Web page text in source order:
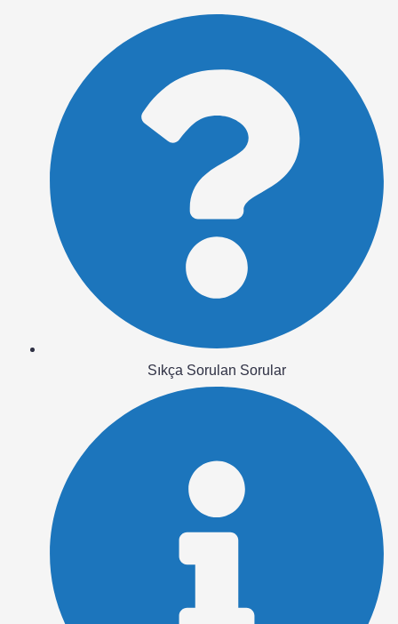
Sıkça Sorulan Sorular